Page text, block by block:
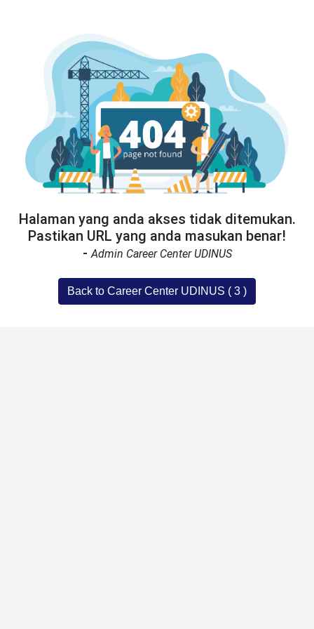
Halaman yang anda akses tidak ditemukan.
Pastikan URL yang anda masukan benar!
-Admin Career Center UDINUS
Back to Career Center UDINUS ( 3 )